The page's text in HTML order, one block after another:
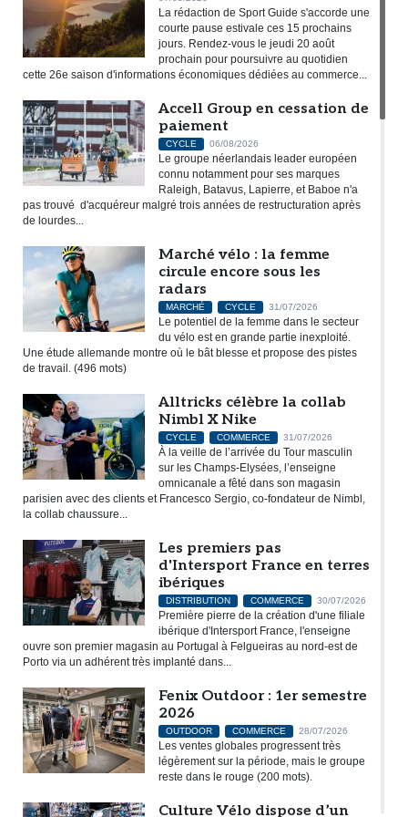
La rédaction de Sport Guide s'accorde une
courte pause estivale ces 15 prochains
jours. Rendez-vous le jeudi 20 août
prochain pour poursuivre au quotidien
cette 26e saison d'informations économiques dédiées au commerce...
Accell Group en cessation de
paiement
CYCLE 06/08/2026
Le groupe néerlandais leader européen
connu notamment pour ses marques
Raleigh, Batavus, Lapierre, et Baboe n'a
pas trouvé d'acquéreur malgré trois années de restructuration après
de lourdes...
Marché vélo : la femme
circule encore sous les
radars
MARCHÉ CYCLE 31/07/2026
Le potentiel de la femme dans le secteur
du vélo est en grande partie inexploité.
Une étude allemande montre où le bât blesse et propose des pistes
de travail. (496 mots)
Alltricks célèbre la collab
Nimbl X Nike
CYCLE COMMERCE 31/07/2026
À la veille de l’arrivée du Tour masculin
sur les Champs-Elysées, l’enseigne
omnicanale a fêté dans son magasin
parisien avec des clients et Francesco Sergio, co-fondateur de Nimbl,
la collab chaussure...
Les premiers pas
d'Intersport France en terres
ibériques
DISTRIBUTION COMMERCE 30/07/2026
Première pierre de la création d'une filiale
ibérique d'Intersport France, l'enseigne
ouvre son premier magasin au Portugal à Felgueiras au nord-est de
Porto via un adhérent très implanté dans...
Fenix Outdoor : 1er semestre
2026
OUTDOOR COMMERCE 28/07/2026
Les ventes globales progressent très
légèrement sur la période, mais le groupe
reste dans le rouge (200 mots).
Culture Vélo dispose d’un